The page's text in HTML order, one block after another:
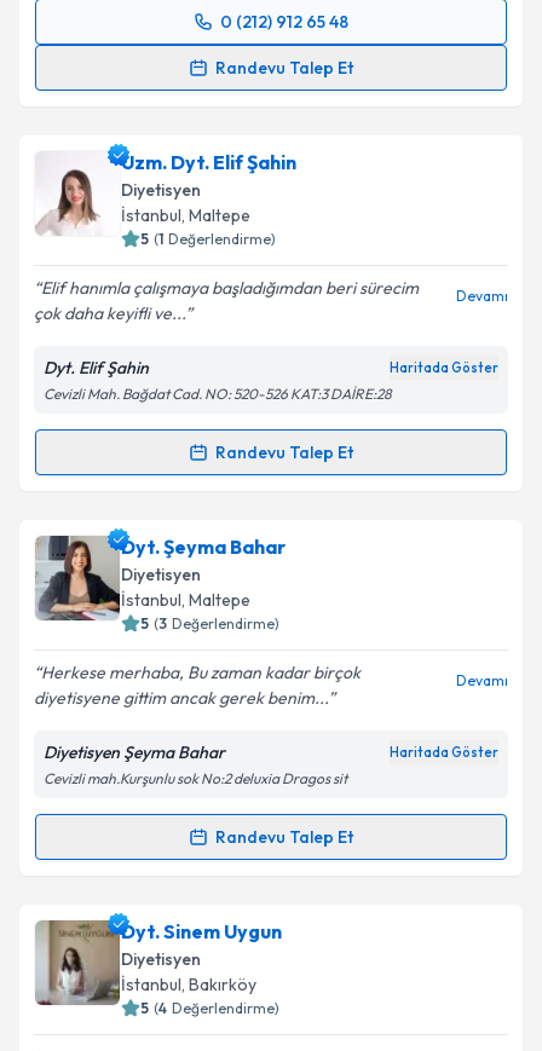
0 (212) 912 65 48
Randevu Talep Et
Randevu Takvimi Talebi
Size bu uzmandan randevu almanız için bir takvim
hazırlandığında e-posta ile bilgilendireceğiz.
E-posta Adresiniz
Metni
'ni okudum ve kişisel verilerimin belirtilen
kapsamda işlenmesini kabul ediyorum.
Takvim Talebini Gönder
Uzm. Dyt. Elif Şahin
Diyetisyen
İstanbul, Maltepe
( Değerlendirme)
Elif hanımla çalışmaya başladığımdan beri sürecim
çok daha keyifli ve...
Dyt. Elif Şahin
Cevizli Mah. Bağdat Cad. NO: 520-526 KAT:3 DAİRE:28
Randevu Talep Et
Randevu Takvimi Talebi
Uzm. Dyt. Elif Şahiniçin randevu takvimi talebi
oluşturun. Size bu uzmandan randevu almanız için bir
takvim hazırlandığında e-posta ile bilgilendireceğiz.
E-posta Adresiniz
Kişisel verilerimin işlenmesine ilişkin
kapsamda işlenmesini kabul ediyorum.
Dyt. Şeyma Bahar
Diyetisyen
İstanbul, Maltepe
( Değerlendirme)
Herkese merhaba, Bu zaman kadar birçok
diyetisyene gittim ancak gerek benim...
Diyetisyen Şeyma Bahar
Cevizli mah.Kurşunlu sok No:2 deluxia Dragos sit
Randevu Talep Et
Randevu Takvimi Talebi
Dyt. Şeyma Bahariçin randevu takvimi talebi
oluşturun. Size bu uzmandan randevu almanız için bir
takvim hazırlandığında e-posta ile bilgilendireceğiz.
E-posta Adresiniz
Dyt. Sinem Uygun
Diyetisyen
İstanbul, Bakırköy
( Değerlendirme)